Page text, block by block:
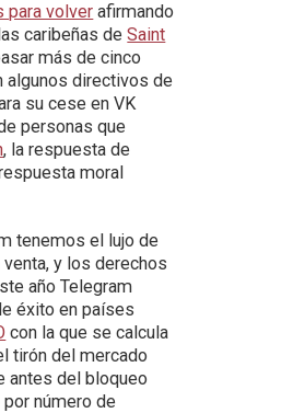
para volver afirmando
caribeñas deSaint
más de cinco
algunos directivos de
su cese en VK
personas que
, la respuesta de
moral
tenemos el lujo de
y los derechos
año Telegram
éxito en países
con la que se calcula
tirón del mercado
antes del bloqueo
número de